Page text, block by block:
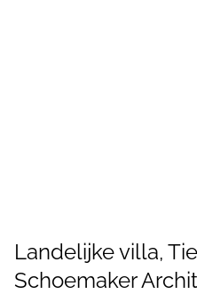
Landelijke villa,
Schoemaker